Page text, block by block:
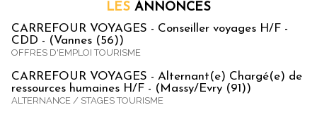
LES ANNONCES
CARREFOUR VOYAGES - Conseiller voyages H/F -
CDD - (Vannes (56))
OFFRES D'EMPLOI TOURISME
CARREFOUR VOYAGES - Alternant(e) Chargé(e) de
ressources humaines H/F - (Massy/Evry (91))
ALTERNANCE / STAGES TOURISME